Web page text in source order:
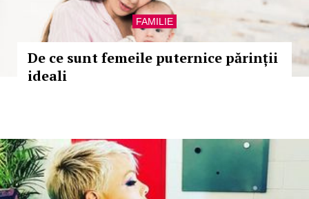
FAMILIE
De ce sunt femeile puternice părinții
ideali